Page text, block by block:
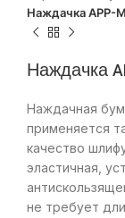
Наждачка APP-
Наждачка
Наждачная
применяется
качество
эластичная,
не требует